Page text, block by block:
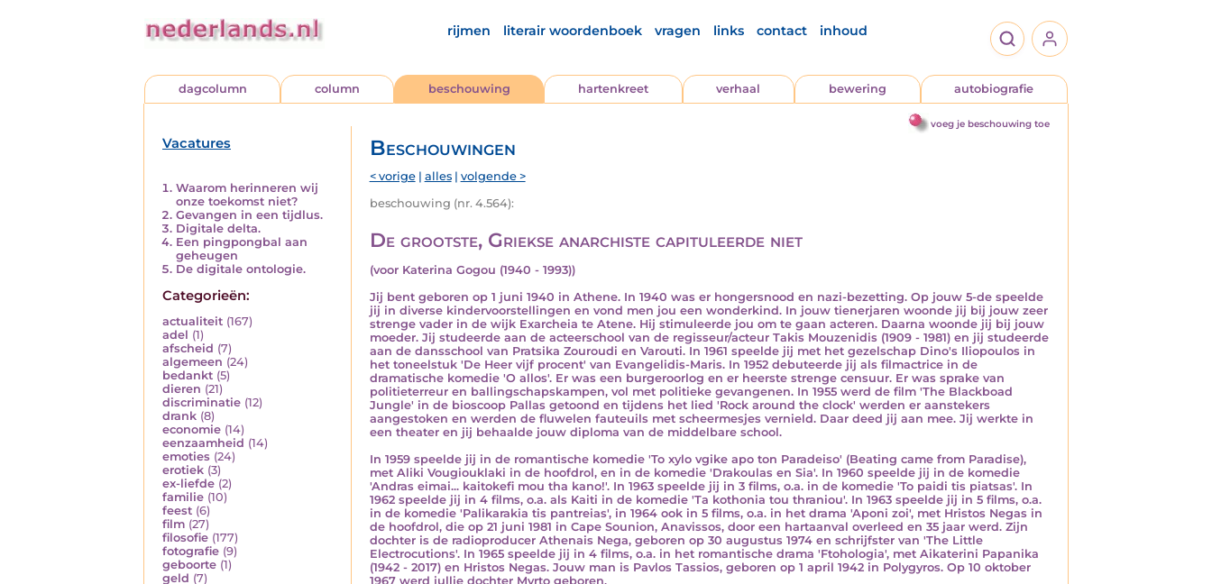
rijmen literair woordenboek vragen links contact inhoud
dagcolumn column beschouwing hartenkreet verhaal bewering autobiografie
voeg je beschouwing toe
Vacatures
Waarom herinneren wij
onze toekomst niet?
Gevangen in een tijdlus.
Digitale delta.
Een pingpongbal aan
geheugen
De digitale ontologie.
Categorieën:
actualiteit (167)
adel (1)
afscheid (7)
algemeen (24)
bedankt (5)
dieren (21)
discriminatie (12)
drank (8)
economie (14)
eenzaamheid (14)
emoties (24)
erotiek (3)
ex-liefde (2)
familie (10)
feest (6)
film (27)
filosofie (177)
fotografie (9)
geboorte (1)
geld (7)
Beschouwingen
< vorige| alles| volgende >
beschouwing (nr. 4.564):
De grootste, Griekse anarchiste capituleerde niet
(voor Katerina Gogou (1940 - 1993))
Jij bent geboren op 1 juni 1940 in Athene. In 1940 was er hongersnood en nazi-bezetting. Op jouw 5-de speelde
jij in diverse kindervoorstellingen en vond men jou een wonderkind. In jouw tienerjaren woonde jij bij jouw zeer
strenge vader in de wijk Exarcheia te Atene. Hij stimuleerde jou om te gaan acteren. Daarna woonde jij bij jouw
moeder. Jij studeerde aan de acteerschool van de regisseur/acteur Takis Mouzenidis (1909 - 1981) en jij studeerde
aan de dansschool van Pratsika Zouroudi en Varouti. In 1961 speelde jij met het gezelschap Dino's Iliopoulos in
het toneelstuk 'De Heer vijf procent' van Evangelidis-Maris. In 1952 debuteerde jij als filmactrice in de
dramatische komedie 'O allos'. Er was een burgeroorlog en er heerste strenge censuur. Er was sprake van
politieterreur en ballingschapskampen, vol met politieke gevangenen. In 1955 werd de film 'The Blackboad
Jungle' in de bioscoop Pallas getoond en tijdens het lied 'Rock around the clock' werden er aanstekers
aangestoken en werden de fluwelen fauteuils met scheermesjes vernield. Daar deed jij aan mee. Jij werkte in
een theater en jij behaalde jouw diploma van de middelbare school.
In 1959 speelde jij in de romantische komedie 'To xylo vgike apo ton Paradeiso' (Beating came from Paradise),
met Aliki Vougiouklaki in de hoofdrol, en in de komedie 'Drakoulas en Sia'. In 1960 speelde jij in de komedie
'Andras eimai... kaitokefi mou tha kano!'. In 1963 speelde jij in 3 films, o.a. in de komedie 'To paidi tis piatsas'. In
1962 speelde jij in 4 films, o.a. als Kaiti in de komedie 'Ta kothonia tou thraniou'. In 1963 speelde jij in 5 films, o.a.
in de komedie 'Palikarakia tis pantreias', in 1964 ook in 5 films, o.a. in het drama 'Aponi zoi', met Hristos Negas in
de hoofdrol, die op 21 juni 1981 in Cape Sounion, Anavissos, door een hartaanval overleed en 35 jaar werd. Zijn
dochter is de radioproducer Athenais Nega, geboren op 30 augustus 1974 en schrijfster van 'The Little
Electrocutions'. In 1965 speelde jij in 4 films, o.a. in het romantische drama 'Ftohologia', met Aikaterini Papanika
(1942 - 2017) en Hristos Negas. Jouw man is Pavlos Tassios, geboren op 1 april 1942 in Polygyros. Op 10 oktober
1967 werd jullie dochter Myrto geboren.